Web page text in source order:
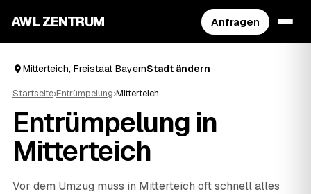
AWL ZENTRUM Anfragen
Mitterteich, Freistaat BayernStadt ändern
Startseite›Entrümpelung›Mitterteich
Entrümpelung in
Mitterteich
Vor dem Umzug muss in Mitterteich oft schnell alles